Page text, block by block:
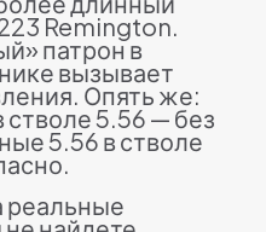
Remington.
патрон в
вызывает
Опять же:
5.56 — без
5.56 в стволе
реальные